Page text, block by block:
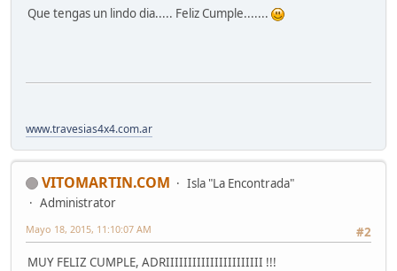
Que tengas un lindo dia..... Feliz Cumple.......
www.travesias4x4.com.ar
VITOMARTIN.COM
Isla "La Encontrada"
Administrator
#2
Mayo 18, 2015, 11:10:07 AM
MUY FELIZ CUMPLE, ADRIIIIIIIIIIIIIIIIIIIIII !!!